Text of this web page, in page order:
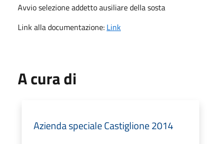
Avvio selezione addetto ausiliare della sosta
Link alla documentazione: Link
A cura di
Azienda speciale Castiglione 2014